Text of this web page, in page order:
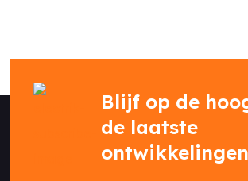
Blijf op de
de laatste
ontwikkelingen